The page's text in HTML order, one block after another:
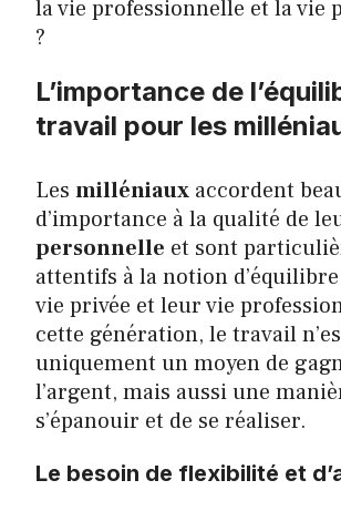
la vie professionnelle et la vie
?
L’importance de
travail pour les
Les milléniaux accordent
d’importance à la qualité de
personnelle et sont
attentifs à la notion
vie privée et leur vie
cette génération, le travail
uniquement un moyen de
l’argent, mais aussi une
s’épanouir et de se réaliser.
Le besoin de flexibilité et